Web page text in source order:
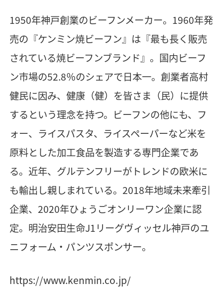
1950年神戸創業のビーフンメーカー。1960年発
売の『ケンミン焼ビーフン』は『最も長く販売
されている焼ビーフンブランド』。国内ビーフ
ン市場の52.8％のシェアで日本一。創業者高村
健民に因み、健康（健）を皆さま（民）に提供
するという理念を持つ。ビーフンの他にも、フ
ォー、ライスパスタ、ライスペーパーなど米を
原料とした加工食品を製造する専門企業であ
る。近年、グルテンフリーがトレンドの欧米に
も輸出し親しまれている。2018年地域未来牽引
企業、2020年ひょうごオンリーワン企業に認
定。明治安田生命J1リーグヴィッセル神戸のユ
ニフォーム・パンツスポンサー。
https://www.kenmin.co.jp/